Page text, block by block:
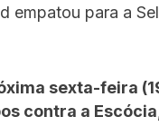
empatou para a
sexta-feira
contra a